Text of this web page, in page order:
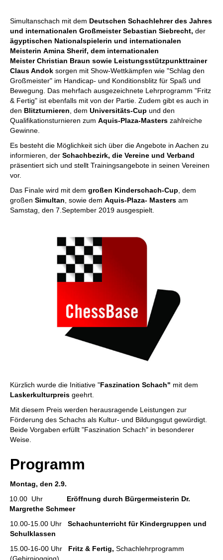
Simultanschach mit dem Deutschen Schachlehrer des Jahres
und internationalen Großmeister Sebastian Siebrecht, der
ägyptischen Nationalspielerin und internationalen
Meisterin Amina Sherif, dem internationalen
Meister Christian Braun sowie Leistungsstützpunkttrainer
Claus Andoksorgen mit Show-Wettkämpfen wie "Schlag den
Großmeister" im Handicap- und Konditionsblitz für Spaß und
Bewegung. Das mehrfach ausgezeichnete Lehrprogramm "Fritz
& Fertig" ist ebenfalls mit von der Partie. Zudem gibt es auch in
den Blitzturnieren , dem Universitäts-Cup und den
Qualifikationsturnieren zum Aquis-Plaza-Masterszahlreiche
Gewinne.
Es besteht die Möglichkeit sich über die Angebote in Aachen zu
informieren, der Schachbezirk, die Vereine und Verband
präsentiert sich und stellt Trainingsangebote in seinen Vereinen
vor.
Das Finale wird mit dem großen Kinderschach-Cup , dem
großen Simultan , sowie dem Aquis-Plaza- Masters am
Samstag, den 7.September 2019 ausgespielt.
Kürzlich wurde die Initiative "Faszination Schach" mit dem
Laskerkulturpreis geehrt.
Mit diesem Preis werden herausragende Leistungen zur
Förderung des Schachs als Kultur- und Bildungsgut gewürdigt.
Beide Vorgaben erfüllt "Faszination Schach" in besonderer
Weise.
Programm
Montag, den 2.9.
10.00 Uhr Eröffnung durch Bürgermeisterin Dr.
Margrethe Schmeer
10.00-15.00 Uhr Schachunterricht für Kindergruppen und
Schulklassen
15.00-16-00 UhrFritz & Fertig, Schachlehrprogramm